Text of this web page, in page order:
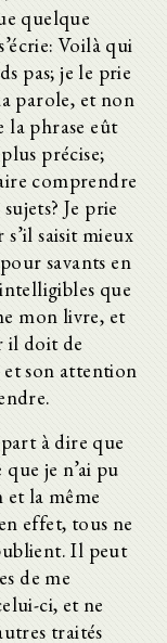
quelque
Voilà qui
pas; je le prie
parole, et non
la phrase eût
précise;
comprendre
Je prie
saisit mieux
savants en
que
mon livre, et
il doit de
son attention
à dire que
je n’ai pu
et la même
effet, tous ne
Il peut
de me
ci, et ne
traités